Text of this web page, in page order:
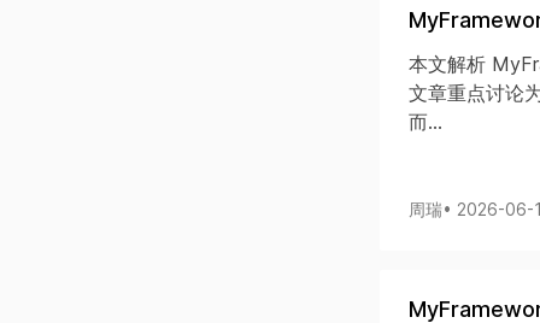
本文解析
文章重点讨论
而...
周瑞• 2026-06-